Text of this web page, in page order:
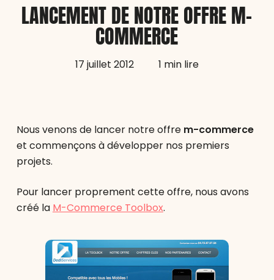
LANCEMENT DE NOTRE OFFRE M-
COMMERCE
17 juillet 2012 1 min lire
Nous venons de lancer notre offre m-commerce
et commençons à développer nos premiers
projets.
Pour lancer proprement cette offre, nous avons
créé la M-Commerce Toolbox.